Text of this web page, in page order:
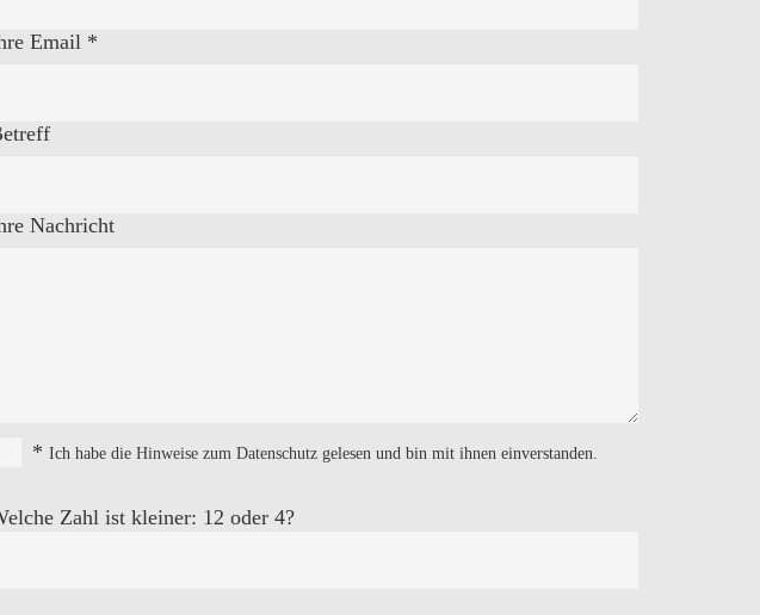
leave this field empty.
Email *
Nachricht
* Ich habe die Hinweise zum Datenschutzgelesen und bin mit ihnen einverstanden.
Zahl ist kleiner: 12 oder 4?